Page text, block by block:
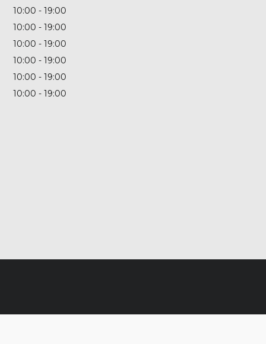
10:00
19:00
10:00
19:00
10:00
19:00
10:00
19:00
10:00
19:00
10:00 19:00